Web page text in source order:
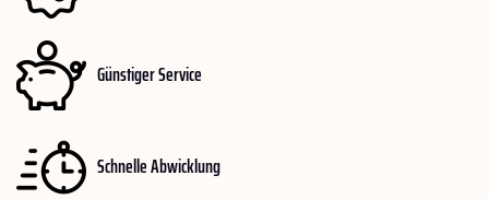
Günstiger Service
Schnelle Abwicklung